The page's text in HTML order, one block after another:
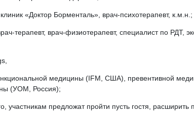
«Доктор Борменталь», врач-психотерапевт, к.м.н.;
терапевт, врач-физиотерапевт, специалист по РДТ,
медицины (IFM, США), превентивной
(УОМ, Россия);
предложат пройти пусть гостя, расширить